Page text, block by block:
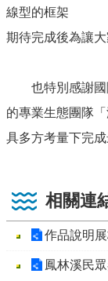
線型的框架
期待完成後為讓
也特別感謝國
的專業生態團隊
具多方考量下完成
相關連
作品說明
鳳林溪民